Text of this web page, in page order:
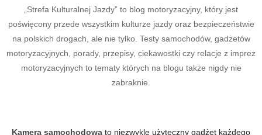
„Strefa Kulturalnej Jazdy” to blog motoryzacyjny, który jest
poświęcony przede wszystkim kulturze jazdy oraz bezpieczeństwie
na polskich drogach, ale nie tylko. Testy samochodów, gadżetów
motoryzacyjnych, porady, przepisy, ciekawostki czy relacje z imprez
motoryzacyjnych to tematy których na blogu także nigdy nie
zabraknie.
Kamera samochodowa to niezwykle użyteczny gadżet każdego